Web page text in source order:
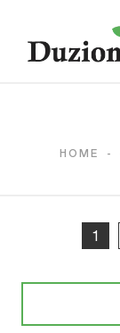
HOME -
1